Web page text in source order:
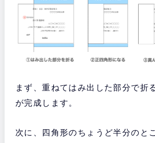
まず、重ねてはみ出した部分で折
が完成します。
次に、四角形のちょうど半分のと